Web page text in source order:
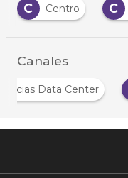
C
Centro C
Canales
Data Center